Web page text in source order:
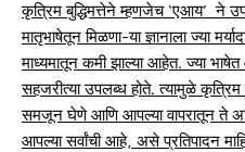
कृत्रिम बुद्धिमत्तेने म्हणजेच ‘एआय’ ने
मातृभाषेतून मिळणा-या ज्ञानाला ज्या
माध्यमातून कमी झाल्या आहेत. ज्या भाषेत
सहजरीत्या उपलब्ध होते. त्यामुळे कृत्रिम
समजून घेणे आणि आपल्या वापरातून ते
आपल्या सर्वांची आहे, असे प्रतिपादन